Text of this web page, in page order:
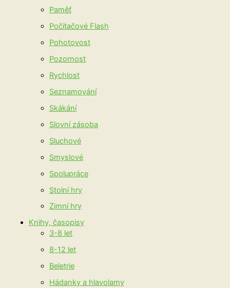
Paměť
Počítačové Flash
Pohotovost
Pozornost
Rychlost
Seznamování
Skákání
Slovní zásoba
Sluchové
Smyslové
Spolupráce
Stolní hry
Zimní hry
Knihy, časopisy
3-8 let
8-12 let
Beletrie
Hádanky a hlavolamy